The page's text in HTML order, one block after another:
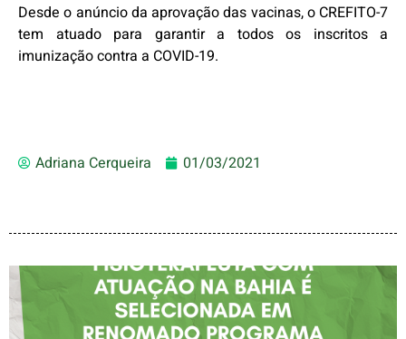
Desde o anúncio da aprovação das vacinas, o CREFITO-7
tem atuado para garantir a todos os inscritos a
imunização contra a COVID-19.
Adriana Cerqueira 01/03/2021